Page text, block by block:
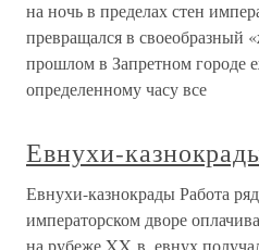
на ночь в пределах стен
превращался в своеобразный
прошлом в Запретном городе
определенному часу все
Евнухи-
Евнухи-казнокрады Работа
императорском дворе
на рубеже XX в. евнух